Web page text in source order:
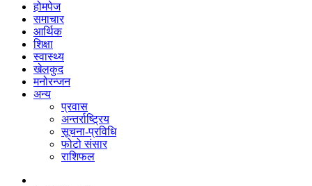
होमपेज
समाचार
आर्थिक
शिक्षा
स्वास्थ्य
खेलकुद
मनोरन्जन
अन्य
प्रवास
अन्तर्राष्ट्रिय
सूचना-प्रविधि
फोटो संसार
राशिफल